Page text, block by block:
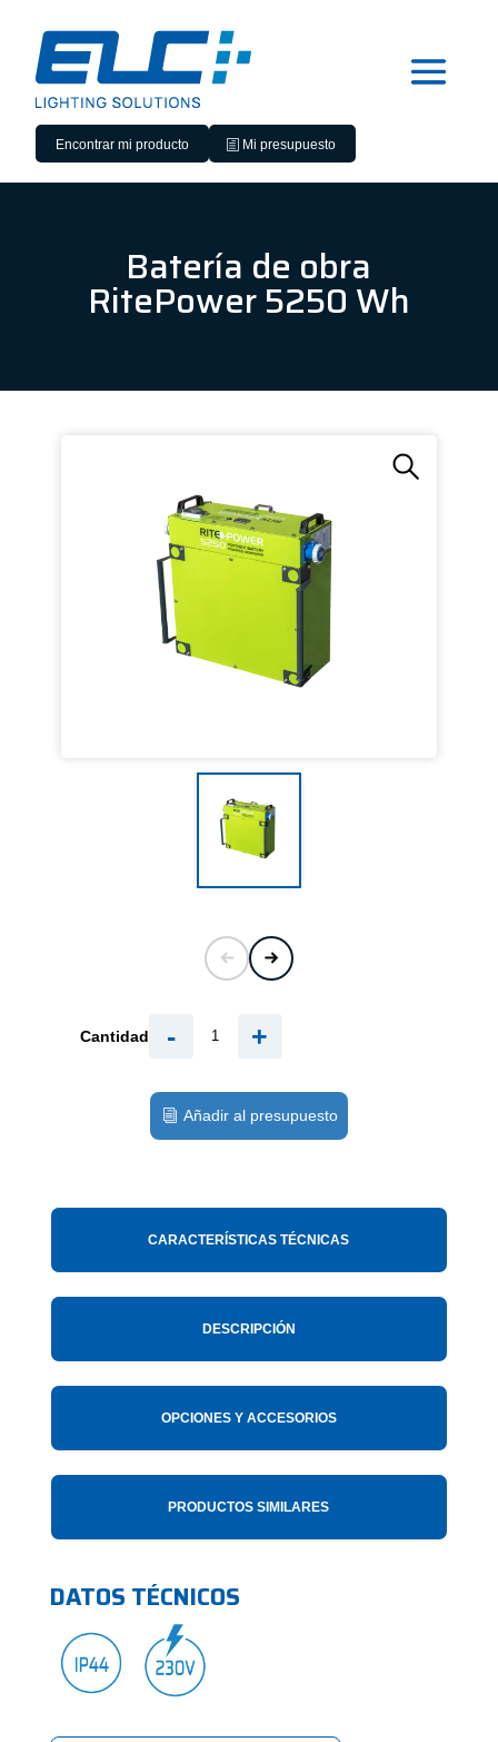
Encontrar mi producto Mi presupuesto
Batería de obra
RitePower 5250 Wh
Cantidad - +
Añadir al presupuesto
CARACTERÍSTICAS TÉCNICAS
DESCRIPCIÓN
OPCIONES Y ACCESORIOS
PRODUCTOS SIMILARES
DATOS TÉCNICOS